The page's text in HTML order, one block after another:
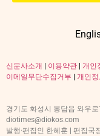
신문사소개 이용약관 개인
이메일무단수집거부
개인정
경기도 화성시 봉담읍 와우
diotimes@diokos.com
발행·편집인 한혜훈 | 편집국